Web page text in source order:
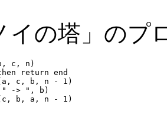
イの塔」のプ
c, n)
return end
c, b, n - 1)
-> ", b)
b, a, n - 1)